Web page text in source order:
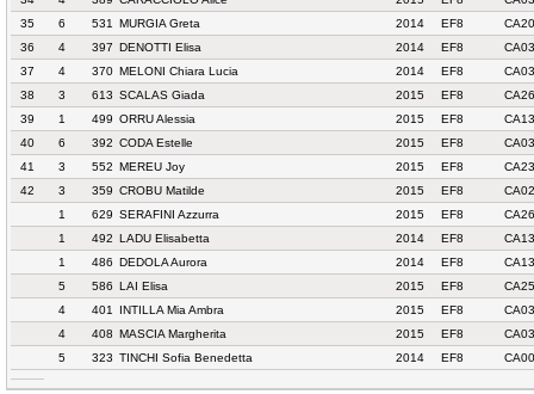
35
6 531 MURGIA Greta 2014 EF8
36
4 397 DENOTTI Elisa 2014 EF8
37
4 370 MELONI Chiara Lucia 2014 EF8
38
3 613 SCALAS Giada 2015 EF8
39
1 499 ORRU Alessia 2015 EF8
40
6 392 CODA Estelle 2015 EF8
41
3 552 MEREU Joy 2015 EF8
42
3 359 CROBU Matilde 2015 EF8
1
629 SERAFINI Azzurra 2015 EF8
1
492 LADU Elisabetta 2014 EF8
1
486 DEDOLA Aurora 2014 EF8
5
586 LAI Elisa 2015 EF8
4
401 INTILLA Mia Ambra 2015 EF8
4
408 MASCIA Margherita 2015 EF8
5
323 TINCHI Sofia Benedetta 2014 EF8